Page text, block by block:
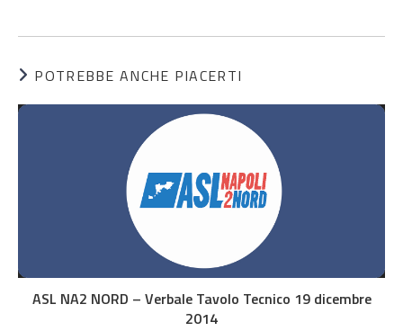
POTREBBE ANCHE PIACERTI
ASL NA2 NORD – Verbale Tavolo Tecnico 19 dicembre
2014